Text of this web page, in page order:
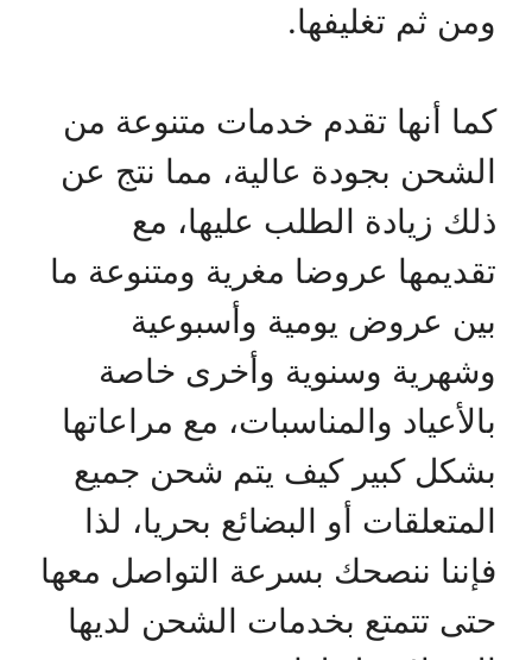
ومن ثم تغليفها.
كما أنها تقدم خدمات متنوعة من
الشحن بجودة عالية، مما نتج عن
ذلك زيادة الطلب عليها، مع
تقديمها عروضا مغرية ومتنوعة ما
بين عروض يومية وأسبوعية
وشهرية وسنوية وأخرى خاصة
بالأعياد والمناسبات، مع مراعاتها
بشكل كبير كيف يتم شحن جميع
المتعلقات أو البضائع بحريا، لذا
فإننا ننصحك بسرعة التواصل معها
حتى تتمتع بخدمات الشحن لديها